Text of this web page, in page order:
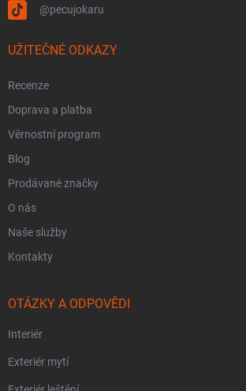
@pecujokaru
UŽITEČNÉ ODKAZY
Recenze
Doprava a platba
Věrnostní program
Blog
Prodávané značky
O nás
Naše služby
Kontakty
OTÁZKY A ODPOVĚDI
Interiér
Exteriér mytí